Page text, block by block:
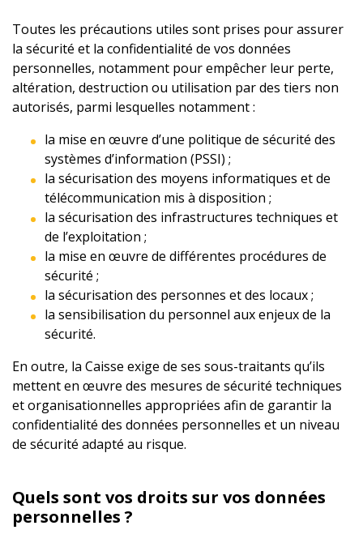
Toutes les précautions utiles sont prises pour assurer
la sécurité et la confidentialité de vos données
personnelles, notamment pour empêcher leur perte,
altération, destruction ou utilisation par des tiers non
autorisés, parmi lesquelles notamment :
la mise en œuvre d’une politique de sécurité des
systèmes d’information (PSSI) ;
la sécurisation des moyens informatiques et de
télécommunication mis à disposition ;
la sécurisation des infrastructures techniques et
de l’exploitation ;
la mise en œuvre de différentes procédures de
sécurité ;
la sécurisation des personnes et des locaux ;
la sensibilisation du personnel aux enjeux de la
sécurité.
En outre, la Caisse exige de ses sous-traitants qu’ils
mettent en œuvre des mesures de sécurité techniques
et organisationnelles appropriées afin de garantir la
confidentialité des données personnelles et un niveau
de sécurité adapté au risque.
Quels sont vos droits sur vos données
personnelles ?